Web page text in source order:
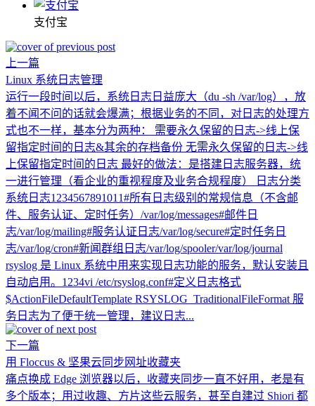
支付宝
上一篇
Linux 系统日志管理
运行一段时间以后，系统日志日益庞大（du -sh /var/log），放
着不闻不问的话就会爆满；根据业务的不同，对日志的处理方
式也不一样，基本分为两种： 需要永久保留的日志->线上保
留指定时间的日志&其余的存档备份 无需永久保留的日志->线
上保留指定时间的日志 最好的做法：是搭建日志服务器，统
一进行管理（看企业的重视程度及业务合规程度） 日志分类
系统日志1234567891011#所有日志级别的常规信息（不含邮
件、服务认证、定时任务）/var/log/messages#邮件日
志/var/log/mailing#服务认证日志/var/log/secure#定时任务日
志/var/log/cron#新闻群组日志/var/log/spooler/var/log/journal
rsyslog 是 Linux 系统中用来实现日志功能的服务，默认安装且
自动启用。1234vi /etc/rsyslog.conf#定义日志格式
$ActionFileDefaultTemplate RSYSLOG_TraditionalFileFormat 服
务日志为了便于统一管理，建议日志...
下一篇
用 Floccus & 坚果云同步网址收藏夹
痛点换成 Edge 浏览器以后，收藏夹同步一直不好用，老是有
多个版本；用过收趣、方片这些云服务，甚至自建过 Shiori 都